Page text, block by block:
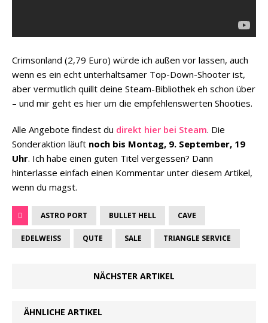
Crimsonland (2,79 Euro) würde ich außen vor lassen, auch
wenn es ein echt unterhaltsamer Top-Down-Shooter ist,
aber vermutlich quillt deine Steam-Bibliothek eh schon über
– und mir geht es hier um die empfehlenswerten Shooties.
Alle Angebote findest du direkt hier bei Steam. Die
Sonderaktion läuft noch bis Montag, 9. September, 19
Uhr. Ich habe einen guten Titel vergessen? Dann
hinterlasse einfach einen Kommentar unter diesem Artikel,
wenn du magst.
ASTRO PORT BULLET HELL CAVE
EDELWEISS QUTE SALE TRIANGLE SERVICE
NÄCHSTER ARTIKEL
ÄHNLICHE ARTIKEL